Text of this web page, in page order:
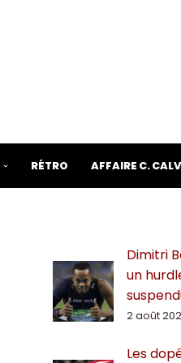
RÉTRO AFFAIRE C.
Dimitri
un
2 août
Les